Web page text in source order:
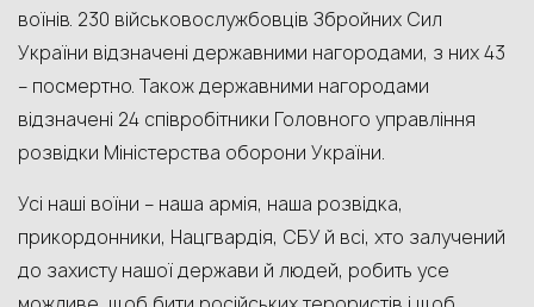
воїнів. 230 військовослужбовців Збройних Сил
України відзначені державними нагородами, з них 43
– посмертно. Також державними нагородами
відзначені 24 співробітники Головного управління
розвідки Міністерства оборони України.
Усі наші воїни – наша армія, наша розвідка,
прикордонники, Нацгвардія, СБУ й всі, хто залучений
до захисту нашої держави й людей, робить усе